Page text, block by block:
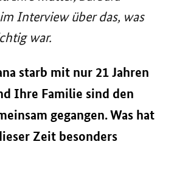
Interview über das, was
war.
starb mit nur 21 Jahren
Ihre Familie sind den
gegangen. Was hat
Zeit besonders